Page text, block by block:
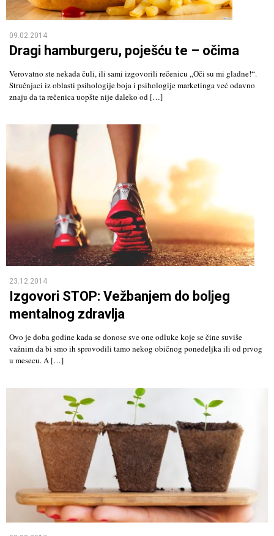
09.02.2014
Dragi hamburgeru, poješću te – očima
Verovatno ste nekada čuli, ili sami izgovorili rečenicu „Oči su mi gladne!“.
Stručnjaci iz oblasti psihologije boja i psihologije marketinga već odavno
znaju da ta rečenica uopšte nije daleko od […]
23.12.2014
Izgovori STOP: Vežbanjem do boljeg
mentalnog zdravlja
Ovo je doba godine kada se donose sve one odluke koje se čine suviše
važnim da bi smo ih sprovodili tamo nekog običnog ponedeljka ili od prvog
u mesecu. A […]